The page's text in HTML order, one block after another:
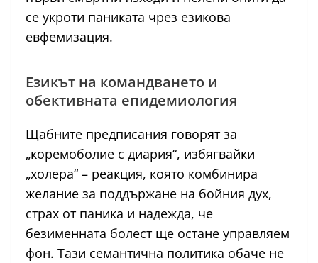
се укроти паниката чрез езикова
евфемизация.
Езикът на командването и
обективната епидемиология
Щабните предписания говорят за
„коремоболие с диария“, избягвайки
„холера“ – реакция, която комбинира
желание за поддържане на бойния дух,
страх от паника и надежда, че
безименната болест ще остане управляем
фон. Тази семантична политика обаче не